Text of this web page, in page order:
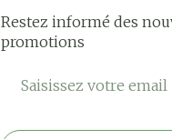
Restez informé des
promotions
Adresse mail